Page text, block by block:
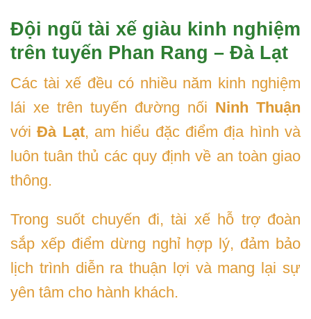
Đội ngũ tài xế giàu kinh nghiệm
trên tuyến Phan Rang – Đà Lạt
Các tài xế đều có nhiều năm kinh nghiệm
lái xe trên tuyến đường nối Ninh Thuận
vớiĐà Lạt, am hiểu đặc điểm địa hình và
luôn tuân thủ các quy định về an toàn giao
thông.
Trong suốt chuyến đi, tài xế hỗ trợ đoàn
sắp xếp điểm dừng nghỉ hợp lý, đảm bảo
lịch trình diễn ra thuận lợi và mang lại sự
yên tâm cho hành khách.